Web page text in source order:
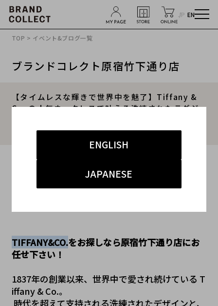
JP EN
ENGLISH
JAPANESE
TOP > イベント&ブログ一覧
ブランドコレクト原宿竹下通り店
【タイムレスな輝きで世界中を魅了】Tiffany &
Co. の人気ネックレスで叶える洗練されたラグジ
り店のオススメアイテムをご紹介！
2026.05.09
#ラグジュアリー
TIFFANY&CO.をお探しなら原宿竹下通り店にお
任せ下さい！
1837年の創業以来、世界中で愛され続けている T
iffany & Co.。